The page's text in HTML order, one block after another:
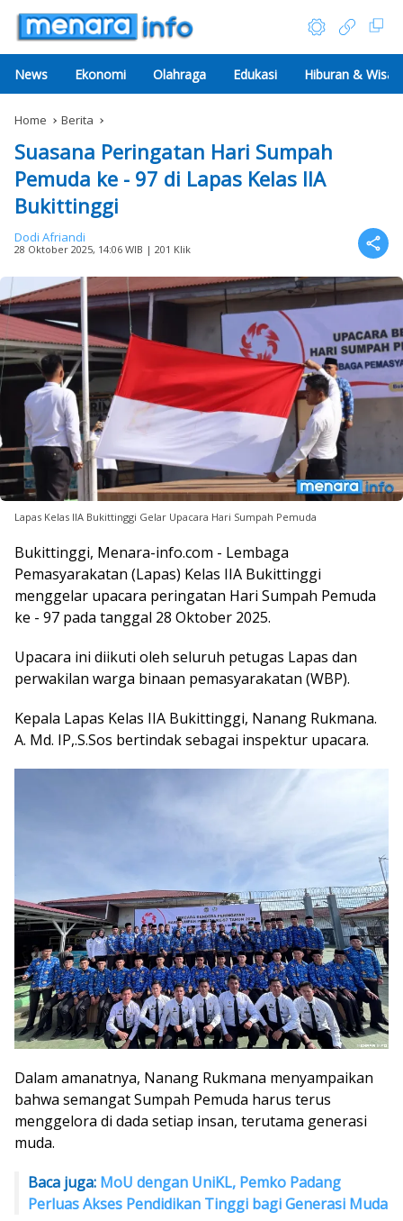
News Ekonomi Olahraga Edukasi Hiburan &
Home Berita
Suasana Peringatan Hari Sumpah
Pemuda ke - 97 di Lapas Kelas IIA
Bukittinggi
Dodi Afriandi
28 Oktober 2025, 14:06 WIB | 201 Klik
Lapas Kelas IIA Bukittinggi Gelar Upacara Hari Sumpah Pemuda
Bukittinggi, Menara-info.com - Lembaga
Pemasyarakatan (Lapas) Kelas IIA Bukittinggi
menggelar upacara peringatan Hari Sumpah Pemuda
ke - 97 pada tanggal 28 Oktober 2025.
Upacara ini diikuti oleh seluruh petugas Lapas dan
perwakilan warga binaan pemasyarakatan (WBP).
Kepala Lapas Kelas IIA Bukittinggi, Nanang Rukmana.
A. Md. IP,.S.Sos bertindak sebagai inspektur upacara.
Dalam amanatnya, Nanang Rukmana menyampaikan
bahwa semangat Sumpah Pemuda harus terus
menggelora di dada setiap insan, terutama generasi
muda.
Baca juga: MoU dengan UniKL, Pemko Padang
Perluas Akses Pendidikan Tinggi bagi Generasi Muda